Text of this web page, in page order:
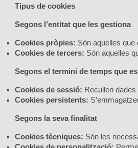
Tipus de cookies
Segons l’entitat que les gestiona
Cookies pròpies: Són aquelles que
Cookies de tercers: Són aquelles
Segons el termini de temps que
Cookies de sessió: Recullen
Cookies persistents:
Segons la seva finalitat
Cookies tècniques: Són les